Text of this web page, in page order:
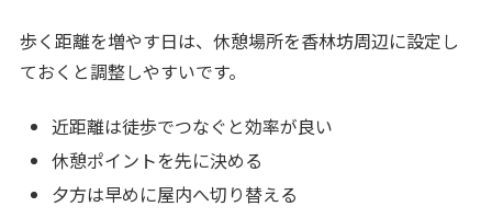
歩く距離を増やす日は、休憩場所を香林坊周辺に設定し
ておくと調整しやすいです。
近距離は徒歩でつなぐと効率が良い
休憩ポイントを先に決める
夕方は早めに屋内へ切り替える